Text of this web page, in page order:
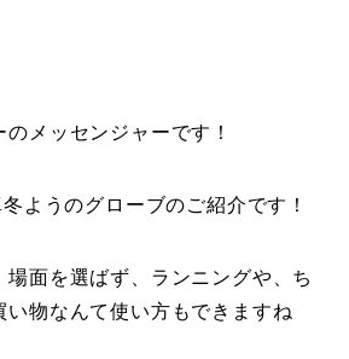
メッセンジャーです！
ようのグローブのご紹介です！
場面を選ばず、ランニングや、ち
い物なんて使い方もできますね